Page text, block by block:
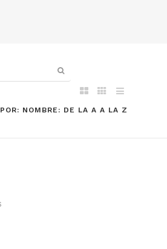
NOMBRE: DE LA A A LA Z